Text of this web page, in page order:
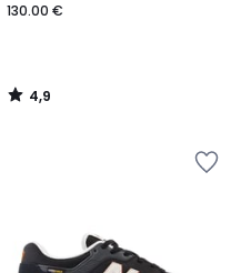
130.00 €
4,9
/